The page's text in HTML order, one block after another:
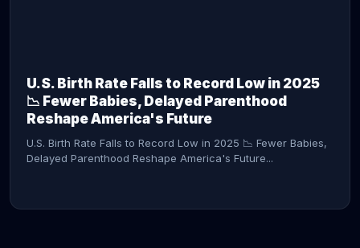
U.S. Birth Rate Falls to Record Low in 2025
📉 Fewer Babies, Delayed Parenthood
Reshape America's Future
U.S. Birth Rate Falls to Record Low in 2025 📉 Fewer Babies,
Delayed Parenthood Reshape America's Future...